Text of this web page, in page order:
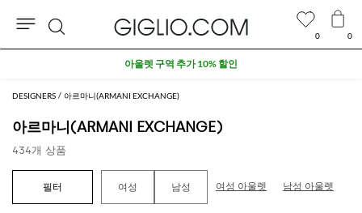
DESIGNERS 아르마니(ARMANI EXCHANGE)
아르마니(ARMANI EXCHANGE)
434개 상품
여성 남성 여성 아울렛 남성 아울렛
0 0
검
아울렛 구역 추가 10% 할인